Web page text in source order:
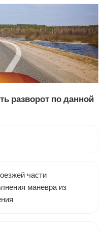
разворот по данной
части
маневра из